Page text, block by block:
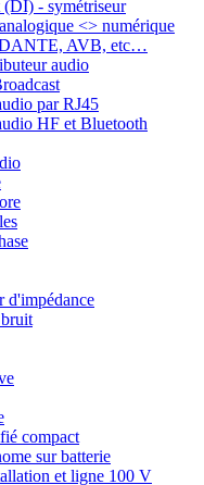
- symétriseur
<> numérique
DANTE, AVB, etc…
audio
par RJ45
HF et Bluetooth
d'impédance
compact
sur batterie
et ligne 100 V